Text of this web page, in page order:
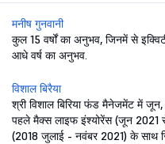
मनीष गुनवानी
कुल 15 वर्षों का अनुभव, जिनमें से
आधे वर्ष का अनुभव.
विशाल बिरैया
श्री विशाल बिरिया फंड मैनेजमेंट में
पहले मैक्स लाइफ इंश्योरेंस (जून 2021
(2018 जुलाई - नवंबर 2021) के साथ